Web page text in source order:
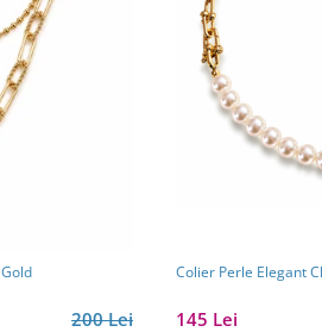
200 Lei
Colier Perle Elegant
145 Lei